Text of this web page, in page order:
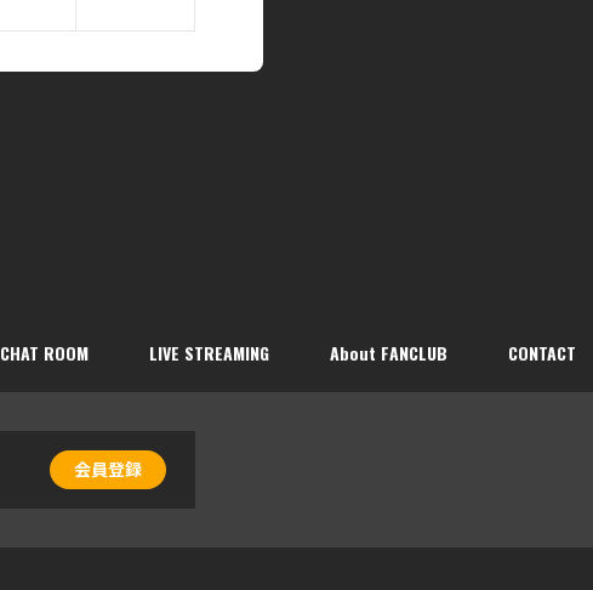
CHAT ROOM LIVE STREAMING About FANCLUB CONTACT
会員登録